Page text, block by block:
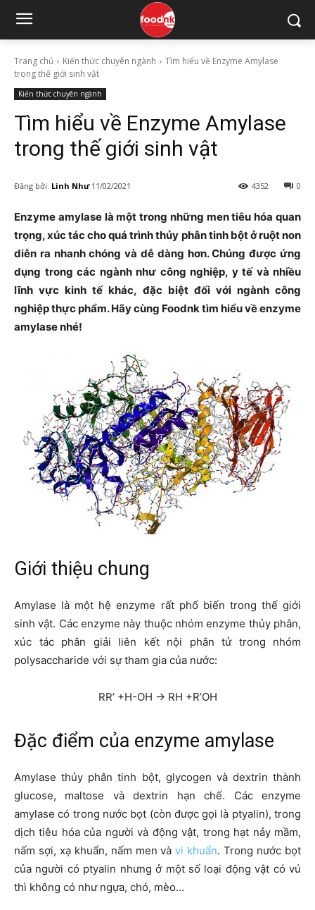
Trang chủ Kiến thức chuyên ngành
Tìm hiểu về Enzyme Amylase
trong thế giới sinh vật
Kiến thức chuyên ngành
Tìm hiểu về Enzyme Amylase
trong thế giới sinh vật
Đăng bởi: Linh Như 11/02/2021 0
4352
Enzyme amylase là một trong những men tiêu hóa quan
trọng, xúc tác cho quá trình thủy phân tinh bột ở ruột non
diễn ra nhanh chóng và dễ dàng hơn. Chúng được ứng
dụng trong các ngành như công nghiệp, y tế và nhiều
lĩnh vực kinh tế khác, đặc biệt đối với ngành công
nghiệp thực phẩm. Hãy cùng Foodnk tìm hiểu về enzyme
amylase nhé!
Giới thiệu chung
Amylase là một hệ enzyme rất phổ biến trong thế giới
sinh vật. Các enzyme này thuộc nhóm enzyme thủy phân,
xúc tác phân giải liên kết nội phân tử trong nhóm
polysaccharide với sự tham gia của nước:
RR’ +H-OH → RH +R’OH
Đặc điểm của enzyme amylase
Amylase thủy phân tinh bột, glycogen và dextrin thành
glucose, maltose và dextrin hạn chế. Các enzyme
amylase có trong nước bọt (còn được gọi là ptyalin), trong
dịch tiêu hóa của người và động vật, trong hạt nảy mầm,
nấm sợi, xạ khuẩn, nấm men vàvi khuẩn. Trong nước bọt
của người có ptyalin nhưng ở một số loại động vật có vú
thì không có như ngựa, chó, mèo…